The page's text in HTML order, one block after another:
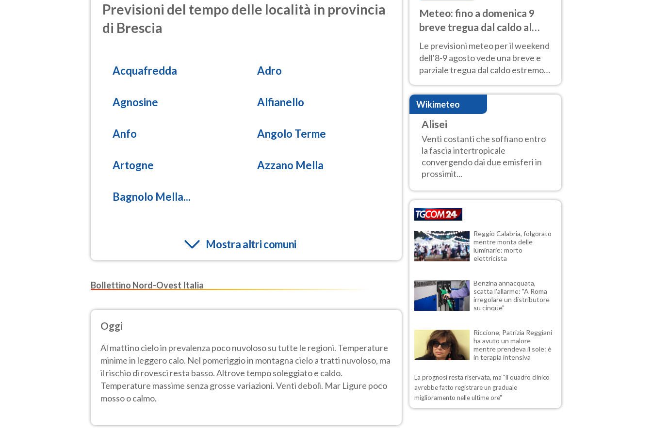
Previsioni del tempo delle località in provincia
di Brescia
Acquafredda Adro
Agnosine Alfianello
Anfo Angolo Terme
Artogne Azzano Mella
Bagnolo Mella...
Mostra altri comuni
Bollettino Nord-Ovest Italia
Oggi
Al mattino cielo in prevalenza poco nuvoloso su tutte le regioni. Temperature
minime in leggero calo. Nel pomeriggio in montagna cielo a tratti nuvoloso, ma
il rischio di rovesci resta basso. Altrove tempo soleggiato e caldo.
Temperature massime senza grosse variazioni. Venti deboli. Mar Ligure poco
mosso o calmo.
Meteo: fino a domenica 9
breve tregua dal caldo al
Nord! Altrove calura e afa
Le previsioni meteo per il weekend
dell'8-9 agosto vede una breve e
parziale tregua dal caldo estremo
al Nord mentre altrove persistono
40 gradi.
Wikimeteo
Alisei
Venti costanti che soffiano entro
la fascia intertropicale
convergendo dai due emisferi in
prossimit...
Reggio Calabria, folgorato
mentre monta delle
luminarie: morto
elettricista
Benzina annacquata,
scatta l'allarme: "A Roma
irregolare un distributore
su cinque"
Riccione, Patrizia Reggiani
ha avuto un malore
mentre prendeva il sole: è
in terapia intensiva
La prognosi resta riservata, ma "il quadro clinico
avrebbe fatto registrare un graduale
miglioramento nelle ultime ore"